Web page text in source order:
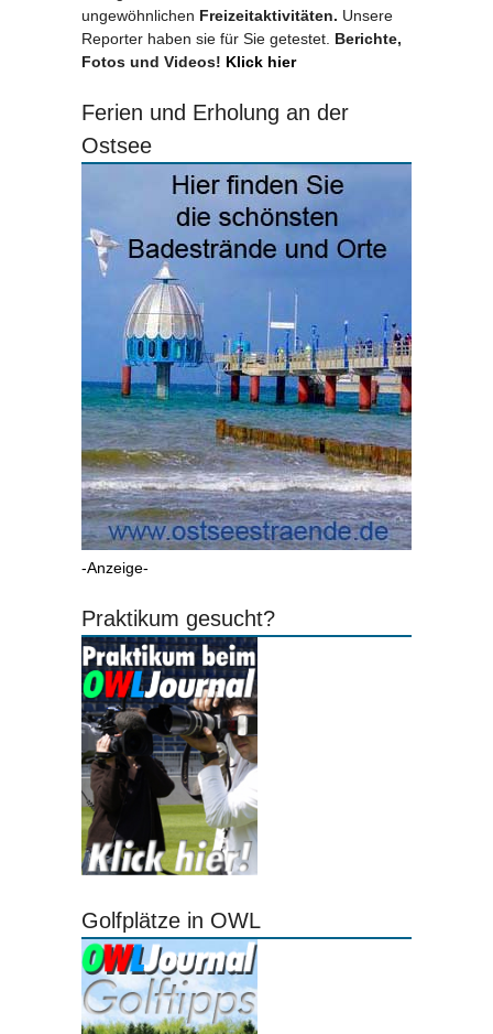
ungewöhnlichen Freizeitaktivitäten. Unsere
Reporter haben sie für Sie getestet. Berichte,
Fotos und Videos! Klick hier
Ferien und Erholung an der
Ostsee
-Anzeige-
Praktikum gesucht?
Golfplätze in OWL